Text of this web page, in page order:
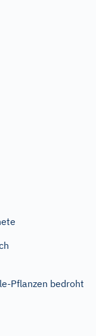
Pflanzen bedroht